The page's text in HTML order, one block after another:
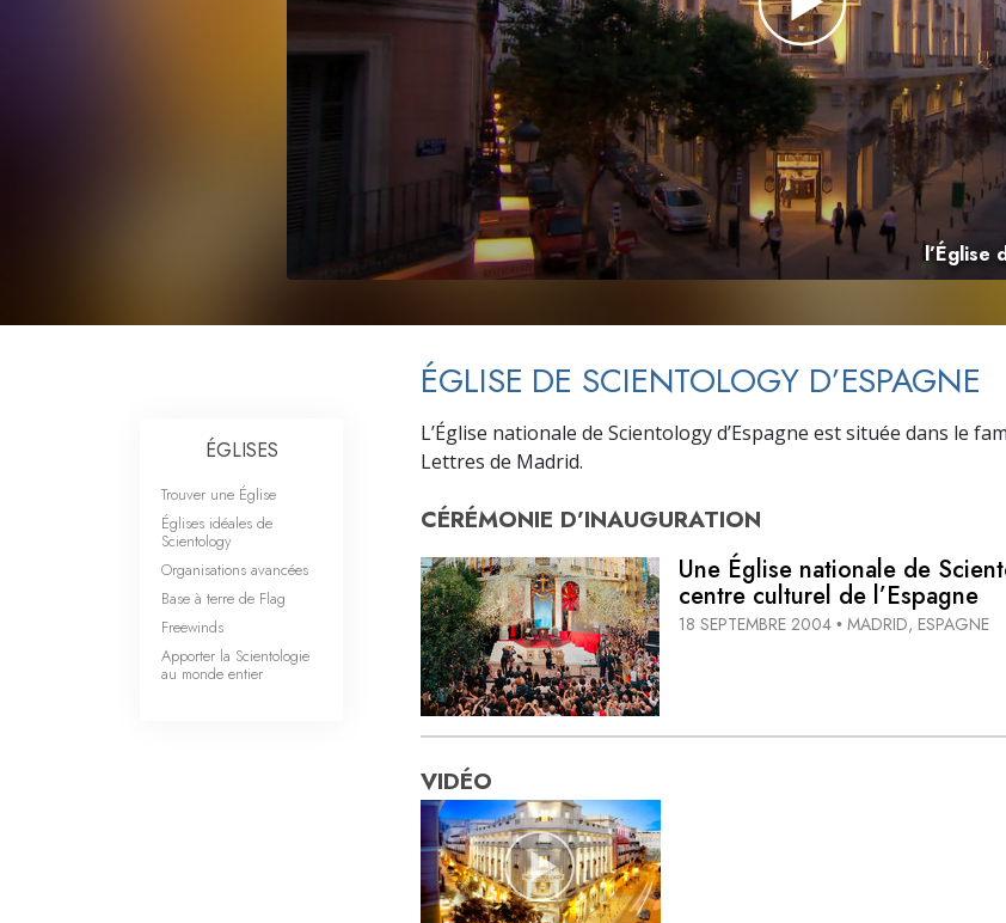
Qu’est-ce que la grandeur ?
l’Église
ÉGLISE DE SCIENTOLOGY D’ESPAGNE
L’Église nationale de Scientology d’Espagne est située dans le
Lettres de Madrid.
CÉRÉMONIE D’INAUGURATION
Une Église nationale de
centre culturel de l’Espagne
18 SEPTEMBRE 2004 • MADRID, ESPAGNE
VIDÉO
ÉGLISES
Trouver une Église
Églises idéales de
Scientology
Organisations avancées
Base à terre de Flag
Freewinds
Apporter la Scientologie
au monde entier